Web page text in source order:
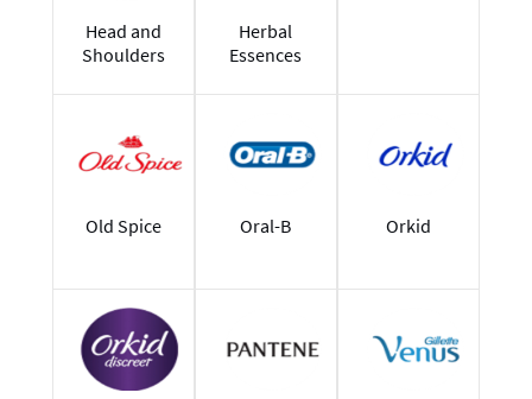
Head and
Shoulders
Herbal
Essences
Old Spice Oral-B Orkid